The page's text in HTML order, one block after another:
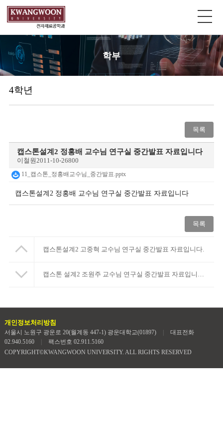
학부
4학년
목록
캡스톤설계2 정홍배 교수님 연구실 중간발표 자료입니다
이철원2011-10-26800
11_캡스톤_정홍배교수님_중간발표.pptx
캡스톤설계2 정홍배 교수님 연구실 중간발표 자료입니다
목록
캡스톤설계2 고중혁 교수님 연구실 중간발표 자료입니다.
캡스톤 설계2 조원주 교수님 연구실 중간발표 자료입니다.
개인정보처리방침
서울시 노원구 광운로 20(월계동 447-1) 광운대학교(01897)
대표전화
02.940.5160
팩스번호 02.911.5160
COPYRIGHT©KWANGWOON UNIVERSITY. ALL RIGHTS RESERVED